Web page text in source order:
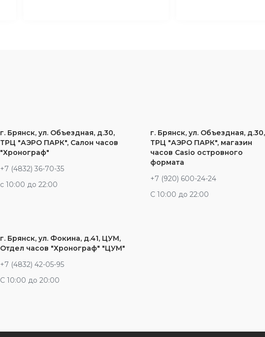
г. Брянск, ул. Объездная, д.30,
ТРЦ "АЭРО ПАРК", Салон часов
"Хронограф"
+7 (4832) 36-70-35
c 10:00 до 22:00
г. Брянск, ул. Объездная, д.30,
ТРЦ "АЭРО ПАРК", магазин
часов Casio островного
формата
+7 (920) 600-24-24
С 10:00 до 22:00
г. Брянск, ул. Фокина, д.41, ЦУМ,
Отдел часов "Хронограф" "ЦУМ"
+7 (4832) 42-05-95
С 10:00 до 20:00